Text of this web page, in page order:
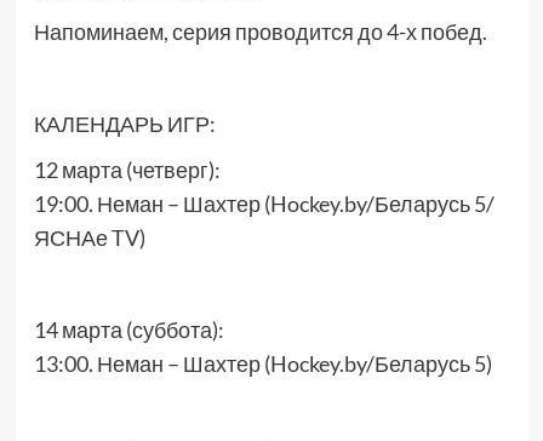
Напоминаем, серия проводится до 4-х побед.
КАЛЕНДАРЬ ИГР:
12 марта (четверг):
19:00. Неман – Шахтер (Hockey.by/Беларусь 5/
ЯСНАе TV)
14 марта (суббота):
13:00. Неман – Шахтер (Hockey.by/Беларусь 5)